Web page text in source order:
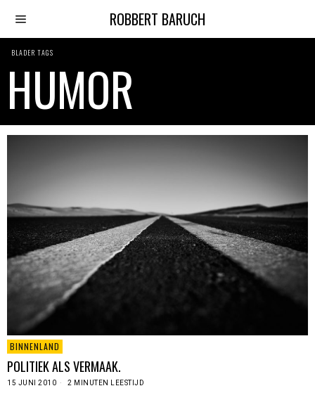
ROBBERT BARUCH
BLADER TAGS
HUMOR
BINNENLAND
POLITIEK ALS VERMAAK.
15 JUNI 2010 2 MINUTEN LEESTIJD